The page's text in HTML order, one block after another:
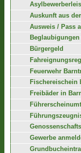
Auskunft aus
Ausweis / Pass
Bürgergeld
Feuerwehr
Fischereischein
Freibäder in
Gewerbe